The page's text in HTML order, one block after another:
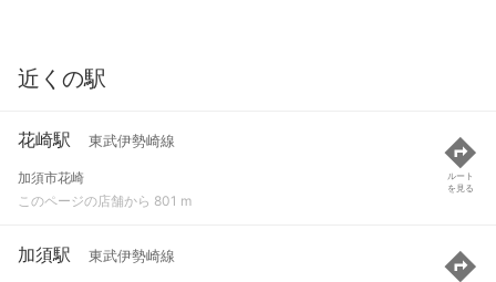
近くの駅
花崎駅 東武伊勢崎線
加須市花崎
このページの店舗から 801 m
ルート
を見る
加須駅 東武伊勢崎線